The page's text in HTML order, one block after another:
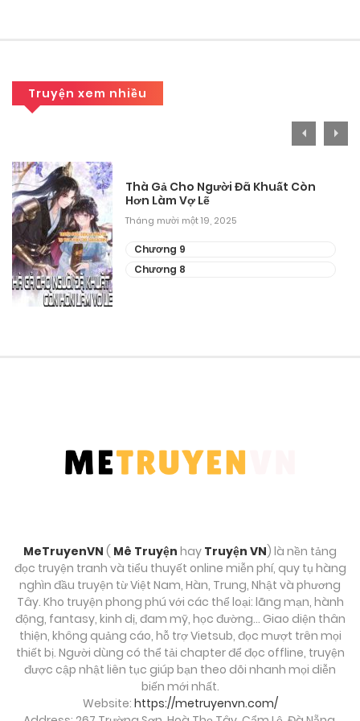
Tháng 9 27, 2025
Tháng 9 27, 2025
Chương 172
Tháng 9 27, 2025
Chương 171
Tháng 9 27, 2025
Chương 168
Tháng 9 27, 2025
Chương 166
Tháng 9 27, 2025
Chương 165
Truyện xem nhiều
Thà Gả Cho Người Đã Khuất Còn
Hơn Làm Vợ Lẽ
Tháng mười một 19, 2025
Chương 9
Chương 8
MeTruyenVN ( Mê Truyện hay Truyện VN) là nền tảng
đọc truyện tranh và tiểu thuyết online miễn phí, quy tụ hàng
nghìn đầu truyện từ Việt Nam, Hàn, Trung, Nhật và phương
Tây. Kho truyện phong phú với các thể loại: lãng mạn, hành
động, fantasy, kinh dị, đam mỹ, học đường… Giao diện thân
thiện, không quảng cáo, hỗ trợ Vietsub, đọc mượt trên mọi
thiết bị. Người dùng có thể tải chapter để đọc offline, truyện
được cập nhật liên tục giúp bạn theo dõi nhanh mọi diễn
biến mới nhất.
Website: https://metruyenvn.com/